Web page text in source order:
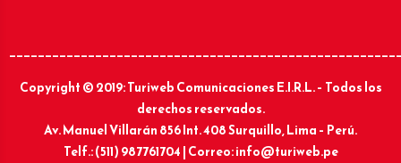
Copyright © 2019: Turiweb Comunicaciones E.I.R.L. – Todos los
derechos reservados.
Av. Manuel Villarán 856 Int. 408 Surquillo, Lima – Perú.
Telf.: (511) 987761704 | Correo: info@turiweb.pe